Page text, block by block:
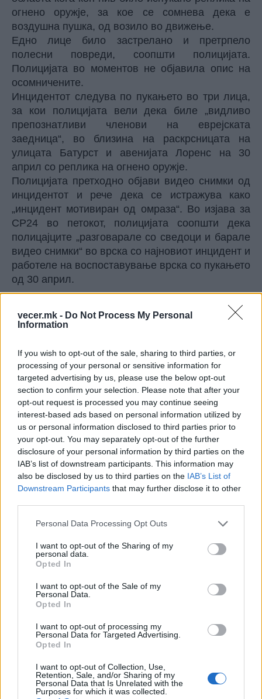
vecer.mk - Do Not Process My Personal
Information
If you wish to opt-out of the sale, sharing to third parties, or
processing of your personal or sensitive information for
targeted advertising by us, please use the below opt-out
section to confirm your selection. Please note that after your
opt-out request is processed you may continue seeing
interest-based ads based on personal information utilized by
us or personal information disclosed to third parties prior to
your opt-out. You may separately opt-out of the further
disclosure of your personal information by third parties on the
IAB’s list of downstream participants. This information may
also be disclosed by us to third parties on the IAB’s List of
Downstream Participants that may further disclose it to other
Personal Data Processing Opt Outs
I want to opt-out of the Sharing of my
personal data.
Opted In
I want to opt-out of the Sale of my
Personal Data.
Opted In
I want to opt-out of processing my
Personal Data for Targeted Advertising.
Opted In
I want to opt-out of Collection, Use,
Retention, Sale, and/or Sharing of my
Personal Data that Is Unrelated with the
Purposes for which it was collected.
огнено оружје, за кое се сомнева дека е
воздушна пушка, од возило во движење.
Едно лице било застрелано и претрпело
полесни повреди, соопшти полицијата.
Полицијата во моментов не објавила опис на
осомничените.
Инцидентот следува по пукањето во три лица,
за кои полицијата вели дека биле „видливо
препознатливи членови на еврејската
заедница“, во близина на раскрсницата на
улицата Батурст и авенијата Лоренс на 30
април со реплика на огнено оружје.
Полицијата претходно објави видео снимки од
инцидентот и рече дека се истражува како
„инцидент мотивиран од омраза“. Во изјава за
CP24 во петокот, полицијата соопшти дека
полицајците „разговарале со сведоци и барале
видео снимки“ во врска со најновиот инцидент и
работеле на воспоставување врска со пукањето
од 30 април.
© Vecer.mk, правата за текстот се на редакцијата
Јапонија, еден човек загина од
удар на кран (ВИДЕО)
Протести во Тел Авив против
насилството на Западниот Брег
(ВИДЕО)
НАЈЧИТАНИ ВО ПОСЛЕДНИ 7 ДЕНА
ПИСТА: Огромниот Боинг 777
на индиската претседателка
на Меѓународниот Аеродром
Скопје
УАПСЕН МАКЕДОНЕЦОТ АНДРЕЈ
ТАНАСКОВСКИ, ЧЛЕН НА
СКОКНА МИНИМАЛНИОТ
Црна Гора ја уапси жената која
ги БРАНЕЛА ДЕЦАТА И СВОЕТО
ШАРПЛАНИНЕЦ?!
СЛАВНАТА КАРИЕРА НА
ПОРАНЕШНИОТ ТЕХНИЧКИ
ПРЕМИЕР ОЛИВЕР СПАСОВСКИ